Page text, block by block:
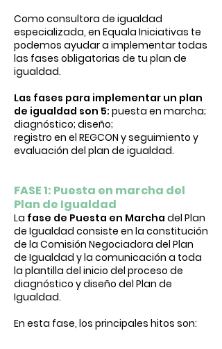
Como consultora de igualdad
especializada, en Equala Iniciativas te
podemos ayudar a implementar todas
las fases obligatorias de tu plan de
igualdad.
Las fases para implementar un plan
de igualdad son 5: puesta en marcha;
diagnóstico; diseño;
registro en el REGCON y seguimiento y
evaluación del plan de igualdad.
FASE 1: Puesta en marcha del
Plan de Igualdad
La fase de Puesta en Marcha del Plan
de Igualdad consiste en la constitución
de la Comisión Negociadora del Plan
de Igualdad y la comunicación a toda
la plantilla del inicio del proceso de
diagnóstico y diseño del Plan de
Igualdad.
En esta fase, los principales hitos son: